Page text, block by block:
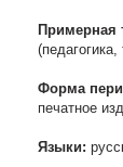
Примерная
Форма
печатное
Языки: